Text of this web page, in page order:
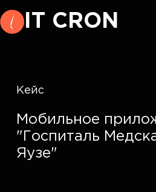
IT CRON
Кейс
Мобильное
"Госпиталь
Яузе"